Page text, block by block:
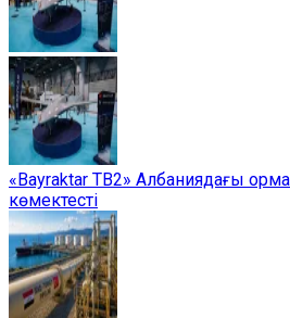
«Bayraktar TB2» Албаниядағы
көмектесті